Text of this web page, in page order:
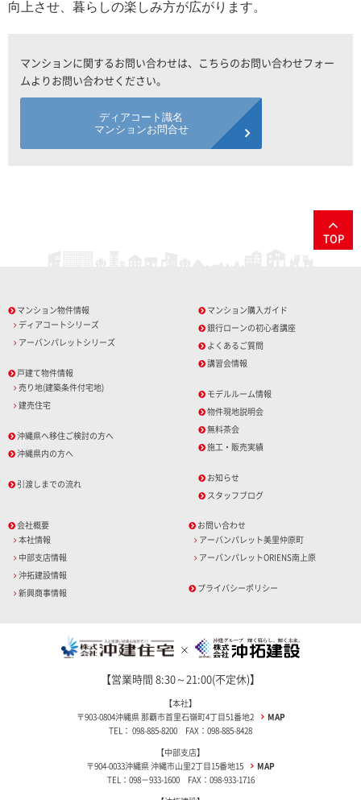
向上させ、暮らしの楽しみ方が広がります。
マンションに関するお問い合わせは、こちらのお問い合わせフォー
ムよりお問い合わせください。
ディアコート識名
マンションお問合せ
TOP
マンション物件情報
ディアコートシリーズ
アーバンパレットシリーズ
戸建て物件情報
売り地(建築条件付宅地)
建売住宅
沖縄県へ移住ご検討の方へ
沖縄県内の方へ
引渡しまでの流れ
マンション購入ガイド
銀行ローンの初心者講座
よくあるご質問
講習会情報
モデルルーム情報
物件現地説明会
無料茶会
施工・販売実績
お知らせ
スタッフブログ
会社概要
本社情報
中部支店情報
沖拓建設情報
新興商事情報
お問い合わせ
アーバンパレット美里仲原町
アーバンパレットORIENS南上原
プライバシーポリシー
【営業時間 8:30～21:00(不定休)】
【本社】
〒903-0804沖縄県 那覇市首里石嶺町4丁目51番地2
MAP
TEL： 098-885-8200 FAX：098-885-8428
【中部支店】
〒904-0033沖縄県 沖縄市山里2丁目15番地15
MAP
TEL：098－933-1600 FAX：098-933-1716